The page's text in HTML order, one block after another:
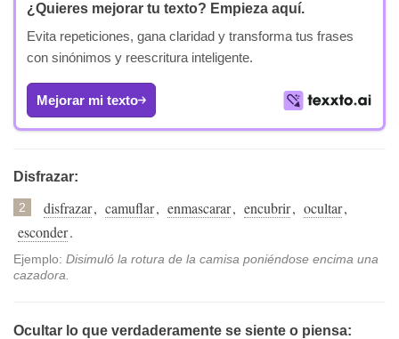
¿Quieres mejorar tu texto? Empieza aquí.
Evita repeticiones, gana claridad y transforma tus frases
con sinónimos y reescritura inteligente.
Mejorar mi texto
Disfrazar:
2 disfrazar, camuflar, enmascarar, encubrir, ocultar,
esconder.
Ejemplo: Disimuló la rotura de la camisa poniéndose encima una
cazadora.
Ocultar lo que verdaderamente se siente o piensa: